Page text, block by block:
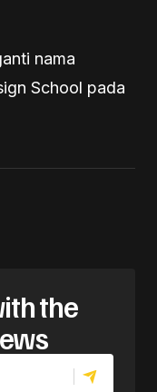
nama
School pada
the